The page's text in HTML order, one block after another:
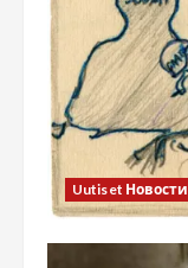
Uutiset Новости